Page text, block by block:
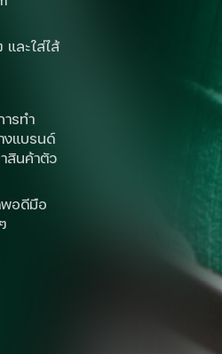
ละใส่ไส้
รทำ
งแบรนด์
สินค้าตัว
พอดีมือ